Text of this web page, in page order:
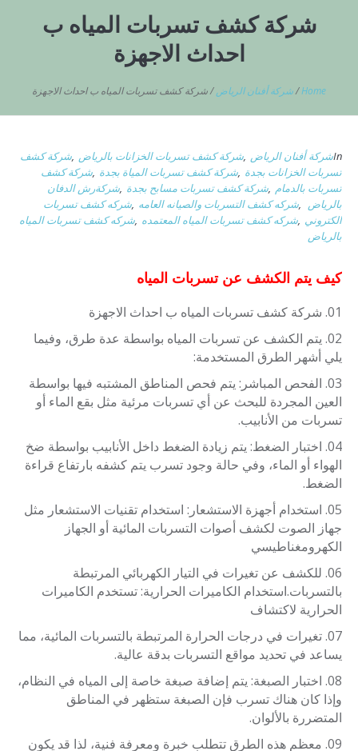
شركة كشف تسربات المياه ب
احداث الاجهزة
Home
/شركة أفنان الرياض /شركة كشف تسربات المياه ب احداث الاجهزة
Inشركة أفنان الرياض ,شركة كشف تسربات الخزانات بالرياض ,شركة كشف
تسربات الخزانات بجدة ,شركة كشف تسربات المياة بجدة ,شركة كشف
تسربات بالدمام ,شركة كشف تسربات مسابح بجدة ,شركةرش الدفان
بالرياض ,شركه كشف التسربات والصيانه العامه ,شركه كشف تسربات
الكتروني ,شركه كشف تسربات المياه المعتمده ,شركه كشف تسربات المياه
بالرياض
كيف يتم الكشف عن تسربات المياه
شركة كشف تسربات المياه ب احداث الاجهزة
يتم الكشف عن تسربات المياه بواسطة عدة طرق، وفيما
يلي أشهر الطرق المستخدمة:
الفحص المباشر: يتم فحص المناطق المشتبه فيها بواسطة
العين المجردة للبحث عن أي تسربات مرئية مثل بقع الماء أو
تسربات من الأنابيب.
اختبار الضغط: يتم زيادة الضغط داخل الأنابيب بواسطة ضخ
الهواء أو الماء، وفي حالة وجود تسرب يتم كشفه بارتفاع قراءة
الضغط.
استخدام أجهزة الاستشعار: استخدام تقنيات الاستشعار مثل
جهاز الصوت لكشف أصوات التسربات المائية أو الجهاز
الكهرومغناطيسي
للكشف عن تغيرات في التيار الكهربائي المرتبطة
بالتسربات.استخدام الكاميرات الحرارية: تستخدم الكاميرات
الحرارية لاكتشاف
تغيرات في درجات الحرارة المرتبطة بالتسربات المائية، مما
يساعد في تحديد مواقع التسربات بدقة عالية.
اختبار الصبغة: يتم إضافة صبغة خاصة إلى المياه في النظام،
وإذا كان هناك تسرب فإن الصبغة ستظهر في المناطق
المتضررة بالألوان.
معظم هذه الطرق تتطلب خبرة ومعرفة فنية، لذا قد يكون